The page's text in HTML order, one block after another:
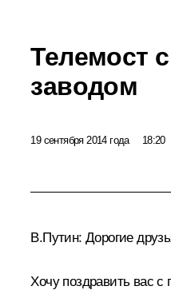
Телемост
заводом
19 сентября 2014 года 18:20
В.Путин: Дорогие
Хочу поздравить вас